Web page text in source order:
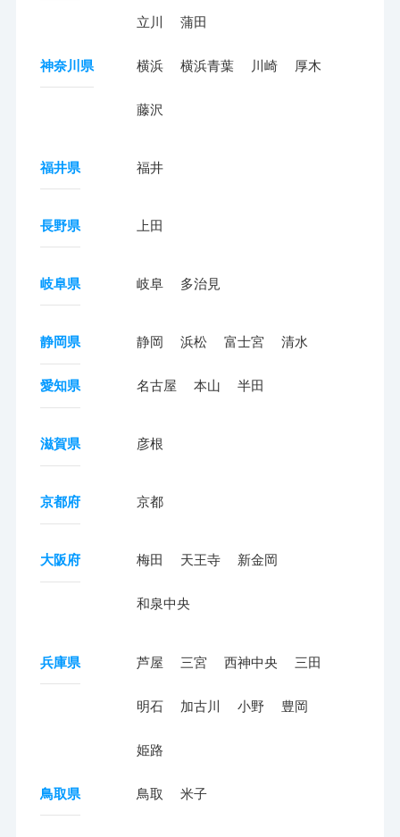
立川 蒲田
神奈川県 横浜 横浜青葉 川崎 厚木
藤沢
福井県 福井
長野県 上田
岐阜県 岐阜 多治見
静岡県 静岡 浜松 富士宮 清水
愛知県 名古屋 本山 半田
滋賀県 彦根
京都府 京都
大阪府 梅田 天王寺 新金岡
和泉中央
兵庫県 芦屋 三宮 西神中央 三田
明石 加古川 小野 豊岡
姫路
鳥取県 鳥取 米子